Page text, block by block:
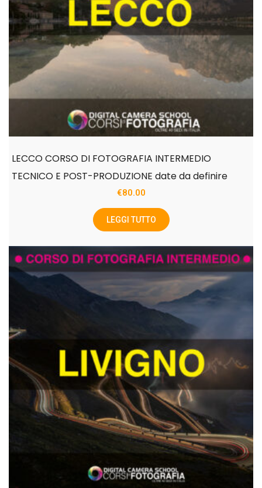
LECCO CORSO DI FOTOGRAFIA INTERMEDIO
TECNICO E POST-PRODUZIONE date da definire
€80.00
LEGGI TUTTO